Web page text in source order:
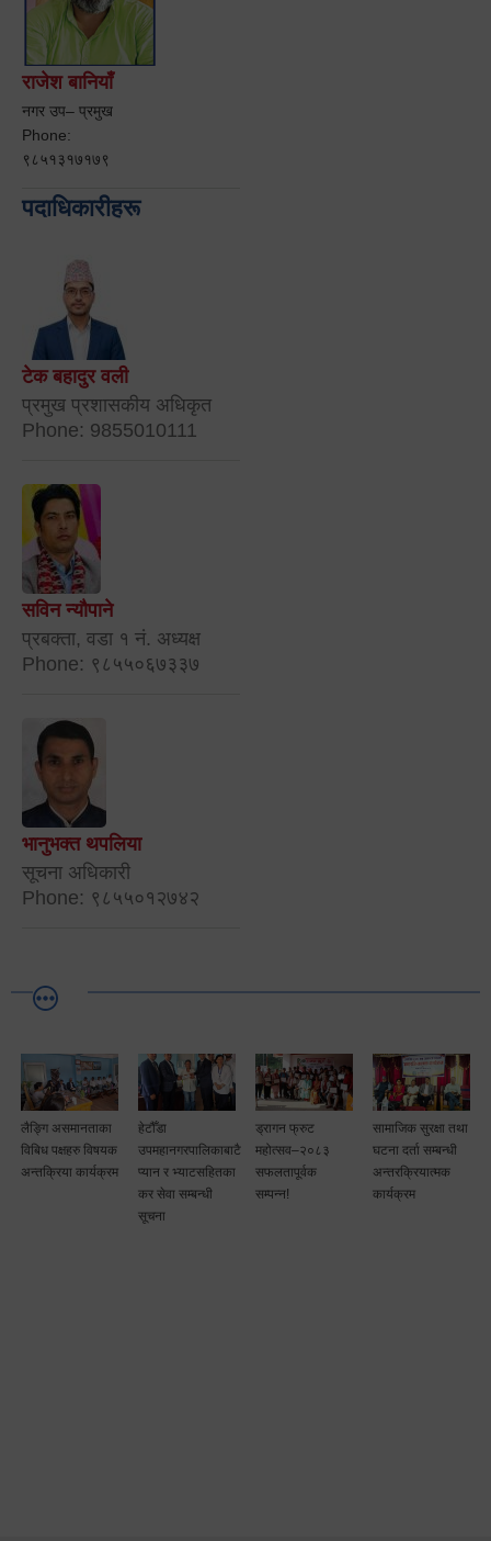
राजेश बानियाँ
नगर उप– प्रमुख
Phone:
९८५१३१७१७९
पदाधिकारीहरू
टेक बहादुर वली
प्रमुख प्रशासकीय अधिकृत
Phone: 9855010111
सविन न्यौपाने
प्रबक्ता, वडा १ नं. अध्यक्ष
Phone: ९८५५०६७३३७
भानुभक्त थपलिया
सूचना अधिकारी
Phone: ९८५५०१२७४२
लैङ्गि असमानताका
विबिध पक्षहरु विषयक
अन्तक्रिया कार्यक्रम
हेटौँडा
उपमहानगरपालिकाबाटै
प्यान र भ्याटसहितका
कर सेवा सम्बन्धी
सूचना
ड्रागन फ्रुट
महोत्सव–२०८३
सफलतापूर्वक
सम्पन्न!
सामाजिक सुरक्षा तथा
घटना दर्ता सम्बन्धी
अन्तरक्रियात्मक
कार्यक्रम